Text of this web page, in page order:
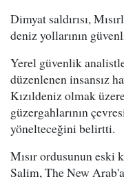
Dimyat saldırısı,
deniz yollarının
Yerel güvenlik
düzenlenen insansız
Kızıldeniz olmak
güzergahlarının
yönelteceğini belirtti.
Mısır ordusunun eski
Salim, The New